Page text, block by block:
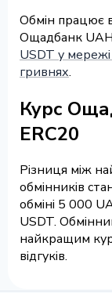
Обмін працює
Ощадбанк
USDT у
гривнях.
Курс
ERC20
Різниця між
обмінників
обміні 5 000
USDT.
найкращим
відгуків.